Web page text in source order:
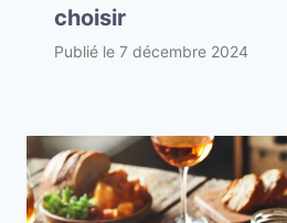
choisir
Publié le 7 décembre 2024